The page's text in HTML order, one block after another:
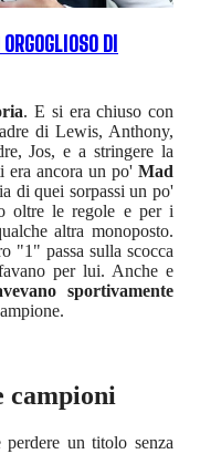
DI
. E si era chiuso con
di Lewis, Anthony,
Jos, e a stringere la
era ancora un po' Mad
di quei sorpassi un po'
oltre le regole e per i
altra monoposto.
"1" passa sulla scocca
per lui. Anche e
sportivamente
campioni
un titolo senza